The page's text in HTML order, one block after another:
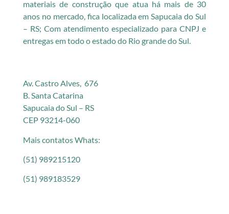
materiais de construção que atua há mais de 30
anos no mercado, fica localizada em Sapucaia do Sul
– RS; Com atendimento especializado para CNPJ e
entregas em todo o estado do Rio grande do Sul.
Av. Castro Alves, 676
B. Santa Catarina
Sapucaia do Sul – RS
CEP 93214-060
Mais contatos Whats:
(51) 989215120
(51) 989183529